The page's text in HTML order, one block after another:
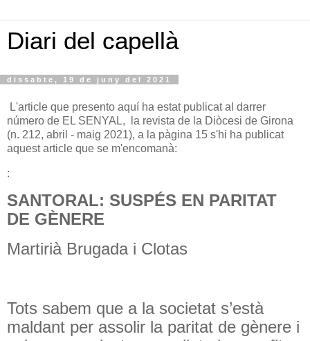
Diari del capellà
dissabte, 19 de juny del 2021
L'article que presento aquí ha estat publicat al darrer
número de EL SENYAL, la revista de la Diòcesi de Girona
(n. 212, abril - maig 2021), a la pàgina 15 s'hi ha publicat
aquest article que se m'encomanà:
:
SANTORAL: SUSPÉS EN PARITAT
DE GÈNERE
Martirià Brugada i Clotas
Tots sabem que a la societat s’està
maldant per assolir la paritat de gènere i